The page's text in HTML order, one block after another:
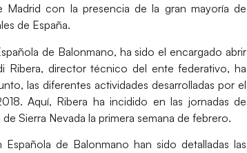
Madrid con la presencia de la gran mayoría de
de España.
de Balonmano, ha sido el encargado abrir
Ribera, director técnico del ente federativo, ha
las diferentes actividades desarrolladas por el
Aquí, Ribera ha incidido en las jornadas de
Sierra Nevada la primera semana de febrero.
de Balonmano han sido detalladas las